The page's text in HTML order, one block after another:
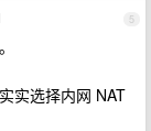
5
实选择内网 NAT